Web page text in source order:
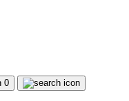
0